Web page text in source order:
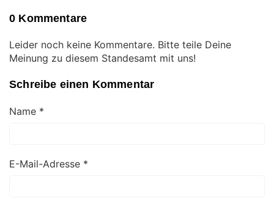
0 Kommentare
Leider noch keine Kommentare. Bitte teile Deine
Meinung zu diesem Standesamt mit uns!
Schreibe einen Kommentar
Name *
E-Mail-Adresse *